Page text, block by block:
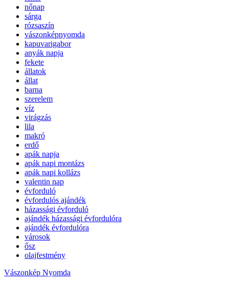
nőnap
sárga
rózsaszín
vászonképnyomda
kapuvarigabor
anyák napja
fekete
állatok
állat
barna
szerelem
víz
virágzás
lila
makró
erdő
apák napja
apák napi montázs
apák napi kollázs
valentin nap
évforduló
évfordulós ajándék
házassági évforduló
ajándék házassági évfordulóra
ajándék évfordulóra
városok
ősz
olajfestmény
Vászonkép Nyomda